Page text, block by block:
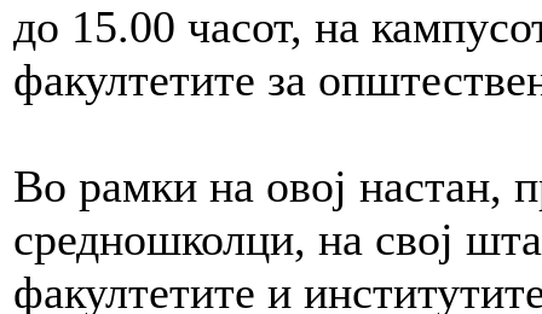
до 15.00 часот, на
факултетите за
Во рамки на овој настан,
средношколци, на свој
факултетите и